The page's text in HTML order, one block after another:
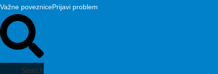
Važne poveznicePrijavi problem
Search